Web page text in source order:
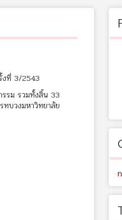
งที่ 3/2543
รรม รวมทั้งสิ้น 33
บวงมหาวิทยาลัย